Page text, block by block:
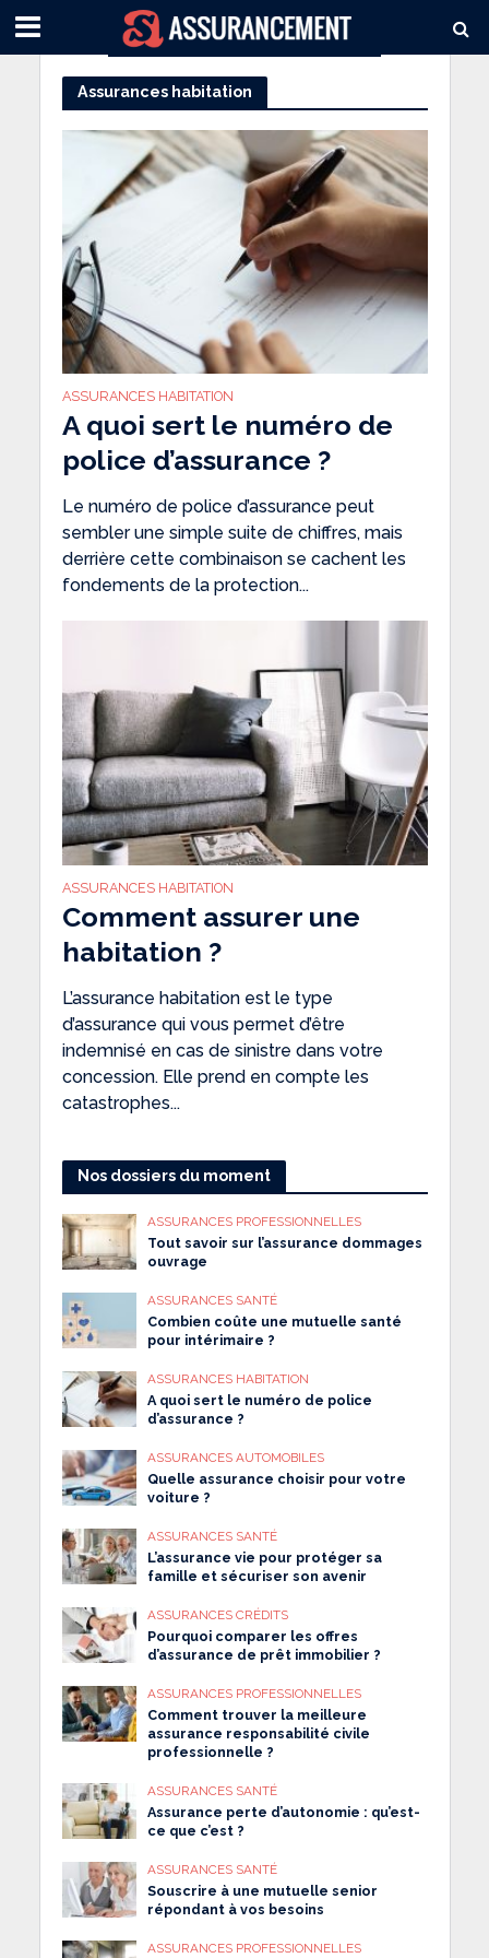
Assurances habitation
ASSURANCES HABITATION
A quoi sert le numéro de
police d’assurance ?
Le numéro de police d’assurance peut
sembler une simple suite de chiffres, mais
derrière cette combinaison se cachent les
fondements de la protection...
ASSURANCES HABITATION
Comment assurer une
habitation ?
L’assurance habitation est le type
d’assurance qui vous permet d’être
indemnisé en cas de sinistre dans votre
concession. Elle prend en compte les
catastrophes...
Nos dossiers du moment
ASSURANCES PROFESSIONNELLES
Tout savoir sur l’assurance dommages
ouvrage
ASSURANCES SANTÉ
Combien coûte une mutuelle santé
pour intérimaire ?
ASSURANCES HABITATION
A quoi sert le numéro de police
d’assurance ?
ASSURANCES AUTOMOBILES
Quelle assurance choisir pour votre
voiture ?
ASSURANCES SANTÉ
L’assurance vie pour protéger sa
famille et sécuriser son avenir
ASSURANCES CRÉDITS
Pourquoi comparer les offres
d’assurance de prêt immobilier ?
ASSURANCES PROFESSIONNELLES
Comment trouver la meilleure
assurance responsabilité civile
professionnelle ?
ASSURANCES SANTÉ
Assurance perte d’autonomie : qu’est-
ce que c’est ?
ASSURANCES SANTÉ
Souscrire à une mutuelle senior
répondant à vos besoins
ASSURANCES PROFESSIONNELLES